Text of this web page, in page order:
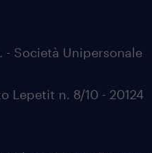
- Società Unipersonale
Lepetit n. 8/10 - 20124